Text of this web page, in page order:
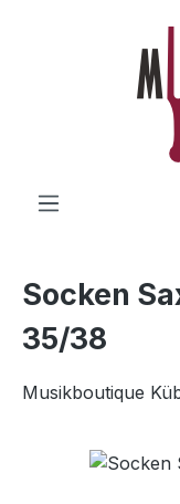
Zum Hauptinhalt
Socken
35/38
Musikboutique
Bildergalerie